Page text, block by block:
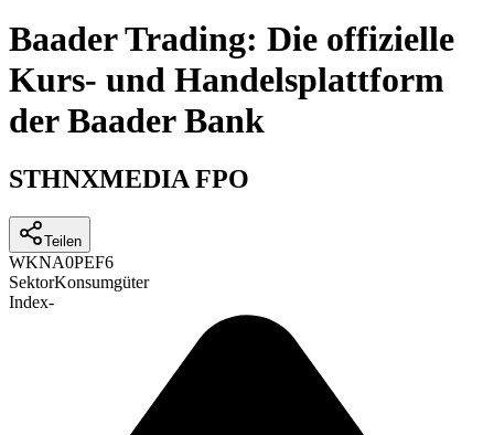
Baader Trading: Die offizielle
Kurs- und Handelsplattform
der Baader Bank
STHNXMEDIA FPO
Teilen
WKNA0PEF6
SektorKonsumgüter
Index-